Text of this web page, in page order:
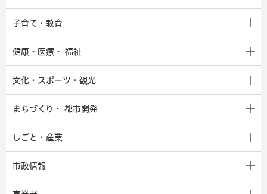
子育て・教育
健康・医療・ 福祉
文化・スポーツ・観光
まちづくり・ 都市開発
しごと・産業
市政情報